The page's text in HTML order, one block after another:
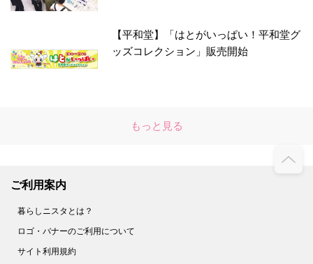
【平和堂】「はとがいっぱい！平和堂グ
ッズコレクション」販売開始
もっと見る
ご利用案内
暮らしニスタとは？
ロゴ・バナーのご利用について
サイト利用規約